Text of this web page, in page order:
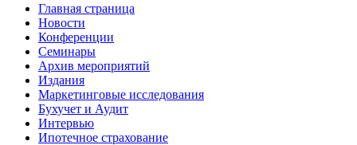
Главная страница
Новости
Конференции
Семинары
Архив мероприятий
Издания
Маркетинговые исследования
Бухучет и Аудит
Интервью
Ипотечное страхование